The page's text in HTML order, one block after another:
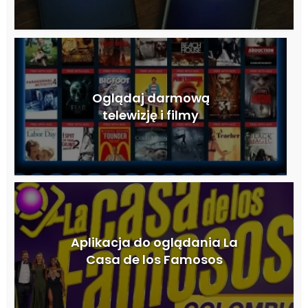
Oglądaj darmową
telewizję i filmy
Aplikacja do oglądania La
Casa de los Famosos